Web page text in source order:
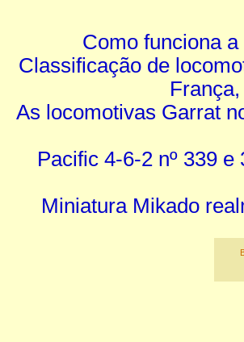
Como funciona
Classificação de
As locomotivas Garrat
Pacific 4-6-2 nº 339 e
Miniatura Mikado